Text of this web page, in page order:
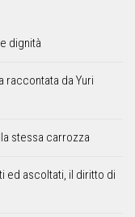
dignità
raccontata da Yuri
stessa carrozza
ed ascoltati, il diritto di